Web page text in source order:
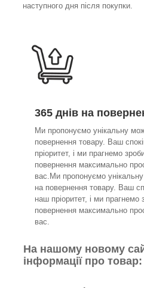
наступного дня після покупки.
365 днів на
Ми пропонуємо унікальну
повернення товару. Ваш
пріоритет, і ми прагнемо
повернення максимально
вас.Ми пропонуємо
на повернення товару. Ваш
наш пріоритет, і ми прагнемо
повернення максимально
вас.
На нашому новому
інформації про товар: